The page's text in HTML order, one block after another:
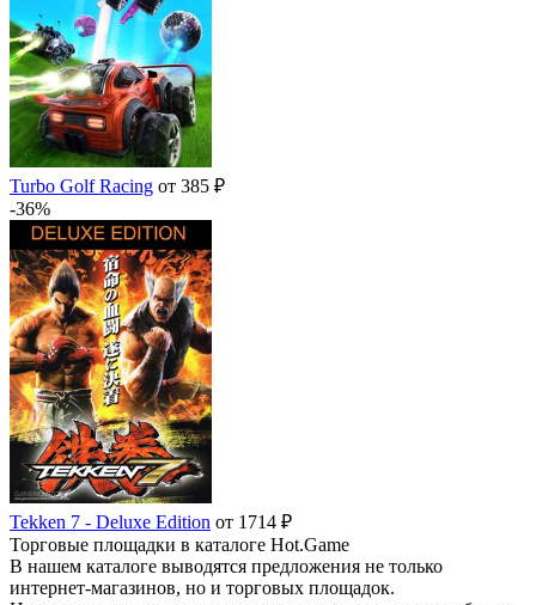
Turbo Golf Racing от 385 ₽
-36%
Tekken 7 - Deluxe Edition от 1714 ₽
Торговые площадки в каталоге Hot.Game
В нашем каталоге выводятся предложения не только
интернет-магазинов, но и торговых площадок.